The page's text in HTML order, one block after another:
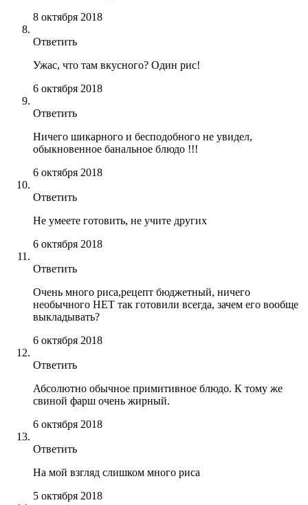
8 октября 2018
Ответить
Ужас, что там вкусного? Один рис!
6 октября 2018
Ответить
Ничего шикарного и бесподобного не увидел,
обыкновенное банальное блюдо !!!
6 октября 2018
Ответить
Не умеете готовить, не учите других
6 октября 2018
Ответить
Очень много риса,рецепт бюджетный, ничего
необычного НЕТ так готовили всегда, зачем его вообще
выкладывать?
6 октября 2018
Ответить
Абсолютно обычное примитивное блюдо. К тому же
свиной фарш очень жирный.
6 октября 2018
Ответить
На мой взгляд слишком много риса
5 октября 2018